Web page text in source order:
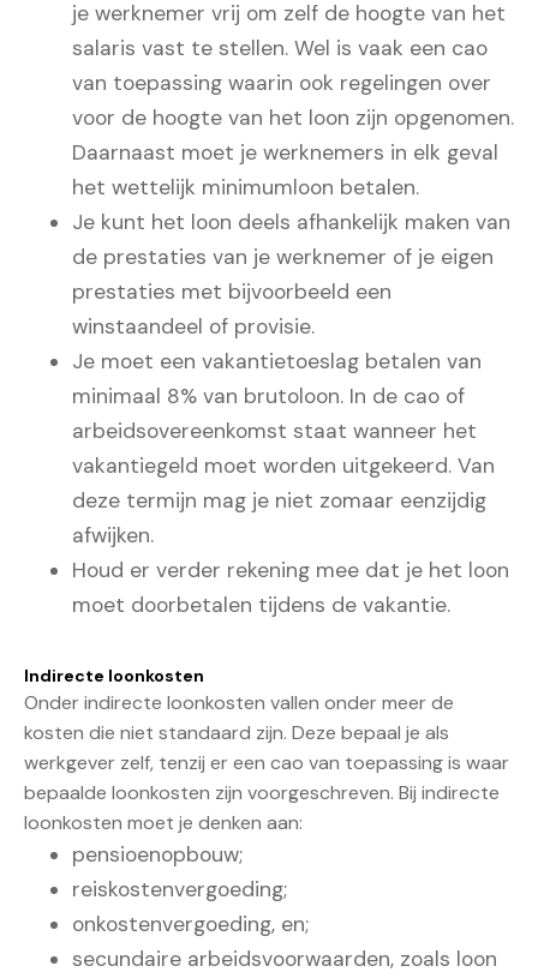
je werknemer vrij om zelf de hoogte van het
salaris vast te stellen. Wel is vaak een cao
van toepassing waarin ook regelingen over
voor de hoogte van het loon zijn opgenomen.
Daarnaast moet je werknemers in elk geval
het wettelijk minimumloon betalen.
Je kunt het loon deels afhankelijk maken van
de prestaties van je werknemer of je eigen
prestaties met bijvoorbeeld een
winstaandeel of provisie.
Je moet een vakantietoeslag betalen van
minimaal 8% van brutoloon. In de cao of
arbeidsovereenkomst staat wanneer het
vakantiegeld moet worden uitgekeerd. Van
deze termijn mag je niet zomaar eenzijdig
afwijken.
Houd er verder rekening mee dat je het loon
moet doorbetalen tijdens de vakantie.
Indirecte loonkosten
Onder indirecte loonkosten vallen onder meer de
kosten die niet standaard zijn. Deze bepaal je als
werkgever zelf, tenzij er een cao van toepassing is waar
bepaalde loonkosten zijn voorgeschreven. Bij indirecte
loonkosten moet je denken aan:
pensioenopbouw;
reiskostenvergoeding;
onkostenvergoeding, en;
secundaire arbeidsvoorwaarden, zoals loon